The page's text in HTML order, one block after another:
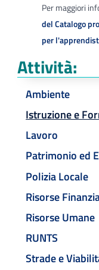
Per maggiori
del Catalogo
per
Attività:
Ambiente
Istruzione e
Lavoro
Patrimonio ed
Polizia Locale
Risorse
Risorse Umane
RUNTS
Strade e